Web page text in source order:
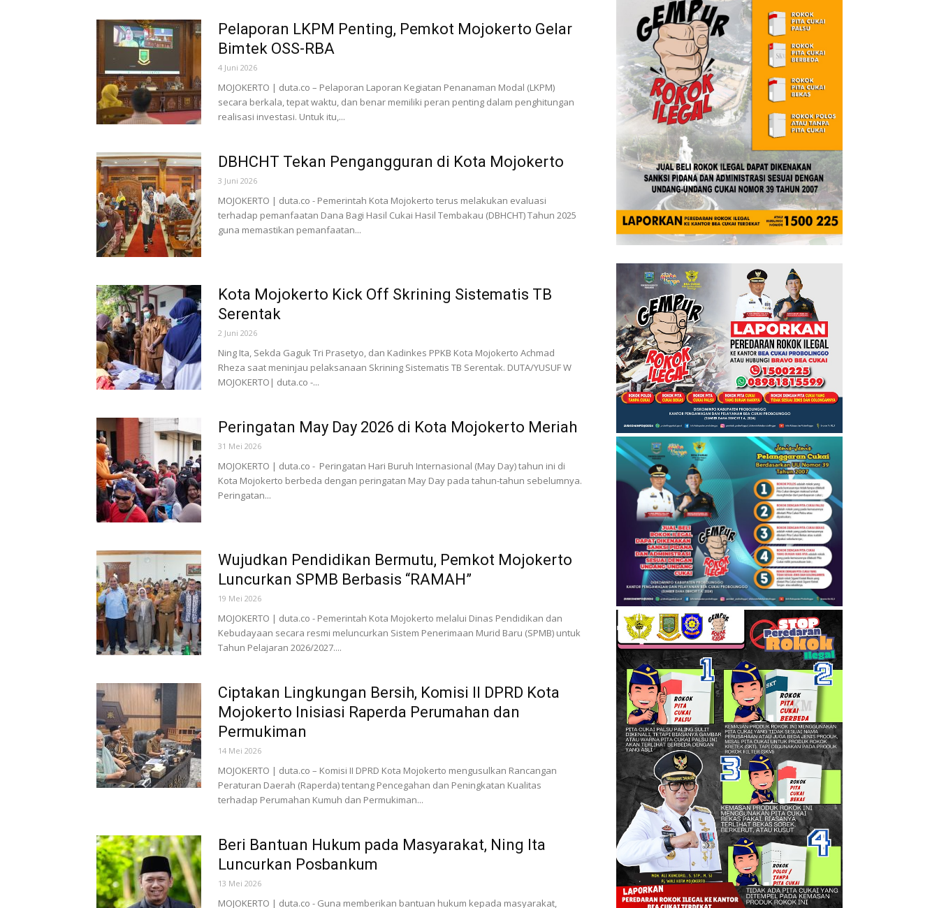
Pelaporan LKPM Penting, Pemkot Mojokerto Gelar
Bimtek OSS-RBA
4 Juni 2026
MOJOKERTO | duta.co – Pelaporan Laporan Kegiatan Penanaman Modal (LKPM)
secara berkala, tepat waktu, dan benar memiliki peran penting dalam penghitungan
realisasi investasi. Untuk itu,...
DBHCHT Tekan Pengangguran di Kota Mojokerto
3 Juni 2026
MOJOKERTO | duta.co - Pemerintah Kota Mojokerto terus melakukan evaluasi
terhadap pemanfaatan Dana Bagi Hasil Cukai Hasil Tembakau (DBHCHT) Tahun 2025
guna memastikan pemanfaatan...
Kota Mojokerto Kick Off Skrining Sistematis TB
Serentak
2 Juni 2026
Ning Ita, Sekda Gaguk Tri Prasetyo, dan Kadinkes PPKB Kota Mojokerto Achmad
Rheza saat meninjau pelaksanaan Skrining Sistematis TB Serentak. DUTA/YUSUF W
MOJOKERTO| duta.co -...
Peringatan May Day 2026 di Kota Mojokerto Meriah
31 Mei 2026
MOJOKERTO | duta.co - Peringatan Hari Buruh Internasional (May Day) tahun ini di
Kota Mojokerto berbeda dengan peringatan May Day pada tahun-tahun sebelumnya.
Peringatan...
Wujudkan Pendidikan Bermutu, Pemkot Mojokerto
Luncurkan SPMB Berbasis “RAMAH”
19 Mei 2026
MOJOKERTO | duta.co - Pemerintah Kota Mojokerto melalui Dinas Pendidikan dan
Kebudayaan secara resmi meluncurkan Sistem Penerimaan Murid Baru (SPMB) untuk
Tahun Pelajaran 2026/2027....
Ciptakan Lingkungan Bersih, Komisi II DPRD Kota
Mojokerto Inisiasi Raperda Perumahan dan
Permukiman
14 Mei 2026
MOJOKERTO | duta.co – Komisi II DPRD Kota Mojokerto mengusulkan Rancangan
Peraturan Daerah (Raperda) tentang Pencegahan dan Peningkatan Kualitas
terhadap Perumahan Kumuh dan Permukiman...
Beri Bantuan Hukum pada Masyarakat, Ning Ita
Luncurkan Posbankum
13 Mei 2026
MOJOKERTO | duta.co - Guna memberikan bantuan hukum kepada masyarakat,